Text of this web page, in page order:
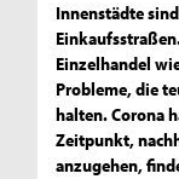
Innenstädte
Einzelhandel
Probleme, die
halten. Corona
Zeitpunkt,
anzugehen,